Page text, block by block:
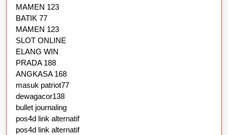
MAMEN 123
BATIK 77
MAMEN 123
SLOT ONLINE
ELANG WIN
PRADA 188
ANGKASA 168
masuk patriot77
dewagacor138
bullet journaling
pos4d link alternatif
pos4d link alternatif